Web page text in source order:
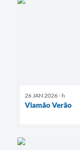
26 JAN 2026 - h
Viamão Verão